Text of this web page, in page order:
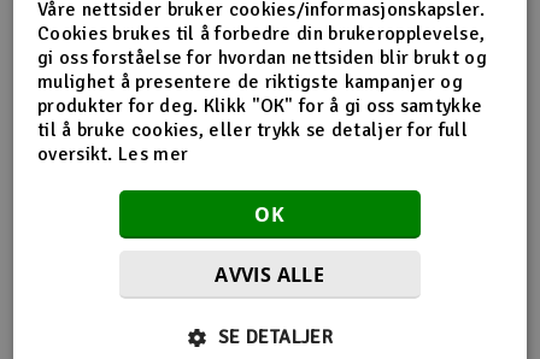
Smarthjem, lek & hobby
Solenergi
Sparkesykler & elkjøretøy
Verktøy, utstyr & tilbehør
Skumhjul, 32mm. Leveres 2stk i pakken. For indoor og
park-modeller. 2.2g per par, 6mm bredde, 1.2mm navhull.
Product details in english
Ideal for indoor and park flyers. Our Mini Lite Wheels are
lightweight and features a 2 piece press together hub and
a super light foam tire. Comes standard with .047" (1.1938
mm) axle hole and can be drilled out for larger diameter
These Mini Lite Wheels are sure to give your airplane that
Flere så også på
Våre nettsider bruker cookies/informasjonskapsler.
Cookies brukes til å forbedre din brukeropplevelse,
gi oss forståelse for hvordan nettsiden blir brukt og
mulighet å presentere de riktigste kampanjer og
produkter for deg. Klikk "OK" for å gi oss samtykke
til å bruke cookies, eller trykk se detaljer for full
oversikt. Les mer
OK
AVVIS ALLE
SE DETALJER